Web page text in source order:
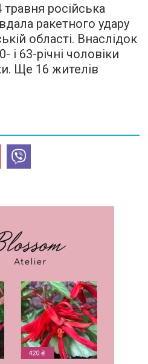
російська
ракетного удару
області. Внаслідок
і 63-річні чоловіки
Ще 16 жителів